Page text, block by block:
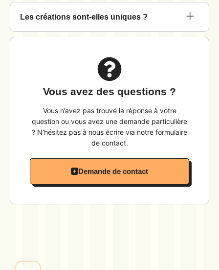
Les créations sont-elles uniques ?
Vous avez des questions ?
Vous n’avez pas trouvé la réponse à votre
question ou vous avez une demande particulière
? N’hésitez pas à nous écrire via notre formulaire
de contact.
Demande de contact